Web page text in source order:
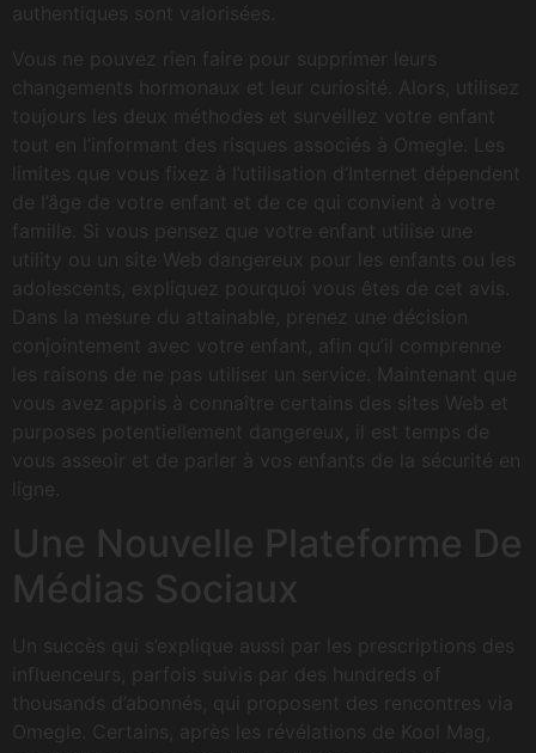
authentiques sont valorisées.
Vous ne pouvez rien faire pour supprimer leurs
changements hormonaux et leur curiosité. Alors, utilisez
toujours les deux méthodes et surveillez votre enfant
tout en l’informant des risques associés à Omegle. Les
limites que vous fixez à l’utilisation d’Internet dépendent
de l’âge de votre enfant et de ce qui convient à votre
famille. Si vous pensez que votre enfant utilise une
utility ou un site Web dangereux pour les enfants ou les
adolescents, expliquez pourquoi vous êtes de cet avis.
Dans la mesure du attainable, prenez une décision
conjointement avec votre enfant, afin qu’il comprenne
les raisons de ne pas utiliser un service. Maintenant que
vous avez appris à connaître certains des sites Web et
purposes potentiellement dangereux, il est temps de
vous asseoir et de parler à vos enfants de la sécurité en
ligne.
Une Nouvelle Plateforme De
Médias Sociaux
Un succès qui s’explique aussi par les prescriptions des
influenceurs, parfois suivis par des hundreds of
thousands d’abonnés, qui proposent des rencontres via
Omegle. Certains, après les révélations de Kool Mag,